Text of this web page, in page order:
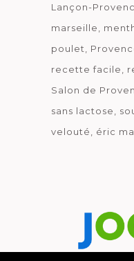
Lançon-
marseille
poulet
recette facile
Salon de
sans lactose
velouté
éric